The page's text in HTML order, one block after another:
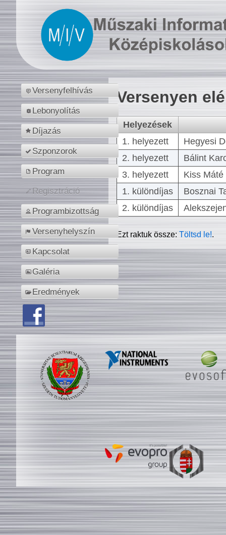
Versenyfelhívás
Lebonyolítás
Díjazás
Szponzorok
Program
Regisztráció
Programbizottság
Versenyhelyszín
Kapcsolat
Galéria
Eredmények
Versenyen
Helyezések
1. helyezett
Hegyesi
2. helyezett
Bálint
3. helyezett
Kiss
1. különdíjas
Bosznai
2. különdíjas
Ezt raktuk össze:Töltsd le!.